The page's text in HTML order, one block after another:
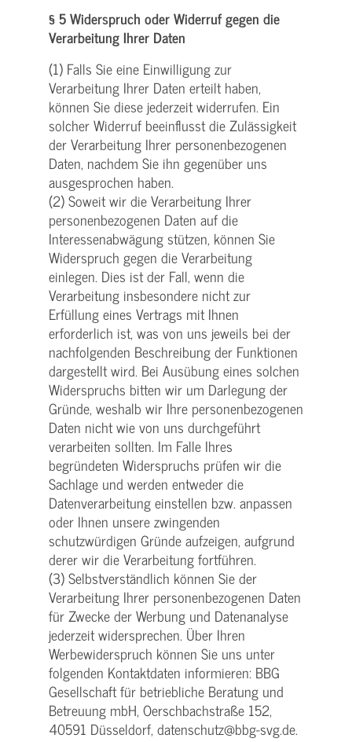
§ 5 Widerspruch oder Widerruf gegen die
Verarbeitung Ihrer Daten
(1) Falls Sie eine Einwilligung zur
Verarbeitung Ihrer Daten erteilt haben,
können Sie diese jederzeit widerrufen. Ein
solcher Widerruf beeinflusst die Zulässigkeit
der Verarbeitung Ihrer personenbezogenen
Daten, nachdem Sie ihn gegenüber uns
ausgesprochen haben.
(2) Soweit wir die Verarbeitung Ihrer
personenbezogenen Daten auf die
Interessenabwägung stützen, können Sie
Widerspruch gegen die Verarbeitung
einlegen. Dies ist der Fall, wenn die
Verarbeitung insbesondere nicht zur
Erfüllung eines Vertrags mit Ihnen
erforderlich ist, was von uns jeweils bei der
nachfolgenden Beschreibung der Funktionen
dargestellt wird. Bei Ausübung eines solchen
Widerspruchs bitten wir um Darlegung der
Gründe, weshalb wir Ihre personenbezogenen
Daten nicht wie von uns durchgeführt
verarbeiten sollten. Im Falle Ihres
begründeten Widerspruchs prüfen wir die
Sachlage und werden entweder die
Datenverarbeitung einstellen bzw. anpassen
oder Ihnen unsere zwingenden
schutzwürdigen Gründe aufzeigen, aufgrund
derer wir die Verarbeitung fortführen.
(3) Selbstverständlich können Sie der
Verarbeitung Ihrer personenbezogenen Daten
für Zwecke der Werbung und Datenanalyse
jederzeit widersprechen. Über Ihren
Werbewiderspruch können Sie uns unter
folgenden Kontaktdaten informieren: BBG
Gesellschaft für betriebliche Beratung und
Betreuung mbH, Oerschbachstraße 152,
40591 Düsseldorf, datenschutz@bbg-svg.de.